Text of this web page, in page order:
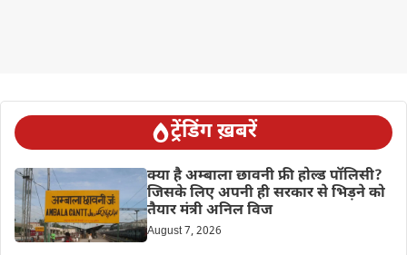
ट्रेंडिंग ख़बरें
क्या है अम्बाला छावनी फ्री होल्ड पॉलिसी?
जिसके लिए अपनी ही सरकार से भिड़ने को
तैयार मंत्री अनिल विज
August 7, 2026